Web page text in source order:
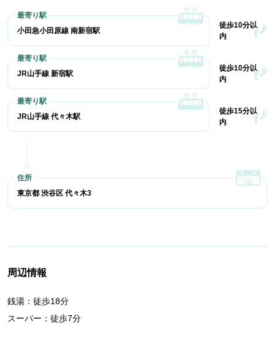
小田急小田原線 南新宿駅
徒歩10分以
内
JR山手線 新宿駅
徒歩10分以
内
JR山手線 代々木駅
徒歩15分以
内
東京都 渋谷区 代々木3
周辺情報
銭湯：徒歩18分
スーパー：徒歩7分